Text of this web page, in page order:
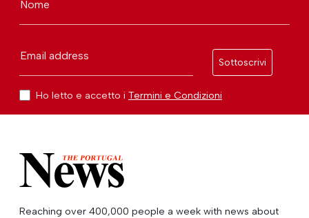
Nome
Email address
Sottoscrivi
Ho letto e accetto i Termini e Condizioni
Reaching over 400,000 people a week with news about